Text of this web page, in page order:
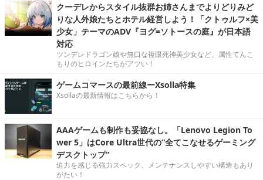
クーデレからスタイル抜群お姉さんまでよりどりみど
りな人外娘たちとホテル経営しよう！「クトゥルフ×美
少女」テーマのADV『ヨグ=ソトースの庭』が日本語
対応
ツンデレドラゴン娘や無口な複眼死神美少女など、属性てんこ
もりのヒロインたちがアツい！
ゲームコマースの最前線ーXsolla特集
Xsollaの最新情報はこちらから！
AAAゲームも制作も妥協なし。「Lenovo Legion To
wer 5」はCore Ultra世代の“全てこなせるゲーミング
デスクトップ”
迫力を感じる強力スペック。メンテナンスしやすい構造もあり
がたい！